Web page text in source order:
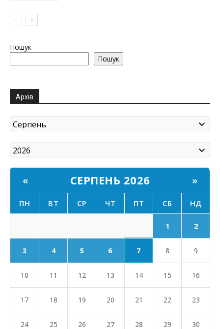
Пошук
Пошук
Архів
« СЕРПЕНЬ 2026 »
ПН ВТ СР ЧТ ПТ СБ НД
1 2
3 4 5 6 7 8 9
10 11 12 13 14 15 16
17 18 19 20 21 22 23
24 25 26 27 28 29 30